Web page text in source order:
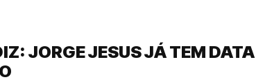
JORGE JESUS JÁ TEM